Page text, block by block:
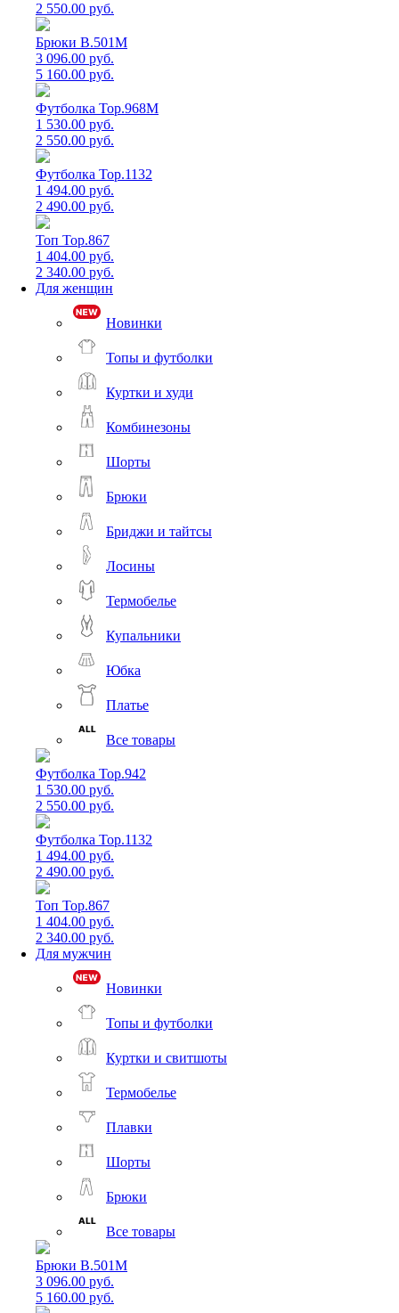
2 550.00 руб.
Брюки B.501M
3 096.00 руб.
5 160.00 руб.
Футболка Top.968M
1 530.00 руб.
2 550.00 руб.
Футболка Top.1132
1 494.00 руб.
2 490.00 руб.
Топ Top.867
1 404.00 руб.
2 340.00 руб.
Для женщин
Новинки
Топы и футболки
Куртки и худи
Комбинезоны
Шорты
Брюки
Бриджи и тайтсы
Лосины
Термобелье
Купальники
Юбка
Платье
Все товары
Футболка Top.942
1 530.00 руб.
2 550.00 руб.
Футболка Top.1132
1 494.00 руб.
2 490.00 руб.
Топ Top.867
1 404.00 руб.
2 340.00 руб.
Для мужчин
Новинки
Топы и футболки
Куртки и свитшоты
Термобелье
Плавки
Шорты
Брюки
Все товары
Брюки B.501M
3 096.00 руб.
5 160.00 руб.